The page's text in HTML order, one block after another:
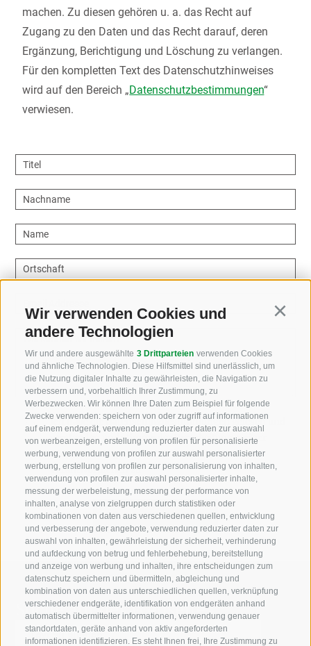
Wir verwenden Cookies und
andere Technologien
Wir und andere ausgewählte 3 Drittparteien verwenden Cookies
und ähnliche Technologien. Diese Hilfsmittel sind unerlässlich, um
die Nutzung digitaler Inhalte zu gewährleisten, die Navigation zu
verbessern und, vorbehaltlich Ihrer Zustimmung, zu
Werbezwecken. Wir können Ihre Daten zum Beispiel für folgende
Zwecke verwenden: speichern von oder zugriff auf informationen
auf einem endgerät, verwendung reduzierter daten zur auswahl
von werbeanzeigen, erstellung von profilen für personalisierte
werbung, verwendung von profilen zur auswahl personalisierter
werbung, erstellung von profilen zur personalisierung von inhalten,
verwendung von profilen zur auswahl personalisierter inhalte,
messung der werbeleistung, messung der performance von
inhalten, analyse von zielgruppen durch statistiken oder
kombinationen von daten aus verschiedenen quellen, entwicklung
und verbesserung der angebote, verwendung reduzierter daten zur
auswahl von inhalten, gewährleistung der sicherheit, verhinderung
und aufdeckung von betrug und fehlerbehebung, bereitstellung
und anzeige von werbung und inhalten, ihre entscheidungen zum
datenschutz speichern und übermitteln, abgleichung und
kombination von daten aus unterschiedlichen quellen, verknüpfung
verschiedener endgeräte, identifikation von endgeräten anhand
automatisch übermittelter informationen, verwendung genauer
standortdaten, geräte anhand von aktiv angeforderten
informationen identifizieren. Es steht Ihnen frei, Ihre Zustimmung zu
machen. Zu diesen gehören u. a. das Recht auf
Zugang zu den Daten und das Recht darauf, deren
Ergänzung, Berichtigung und Löschung zu verlangen.
Für den kompletten Text des Datenschutzhinweises
wird auf den Bereich „Datenschutzbestimmungen“
verwiesen.
Titel
Nachname
Name
Ortschaft
Wie können wir helfen?
Ich habe dieDatenschutzbestimmungengelesen und
verstanden und stimme der Verarbeitung meiner
personenbezogenen Daten durch den
Verantwortlichen zu
Suche auf der Webseite